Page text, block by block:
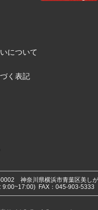
について
く表記
神奈川県横浜市青葉区美し
9:00~17:00) FAX：045-903-5333